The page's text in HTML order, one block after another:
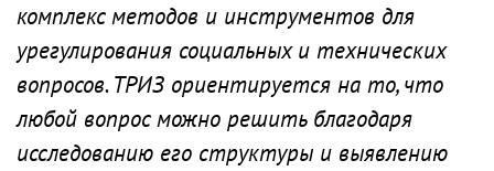
комплекс методов и инструментов для
урегулирования социальных и технических
вопросов. ТРИЗ ориентируется на то, что
любой вопрос можно решить благодаря
исследованию его структуры и выявлению